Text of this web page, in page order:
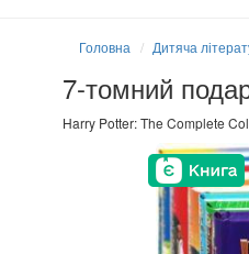
Головна Дитяча
7-томний
Harry Potter: The Complete